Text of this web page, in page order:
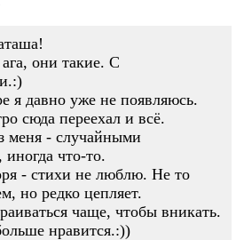
они такие. С
я давно уже не появляюсь.
сюда переехал и всё.
меня - случайными
иногда что-то.
- стихи не люблю. Не то
но редко цепляет.
чаще, чтобы вникать.
нравится.:))